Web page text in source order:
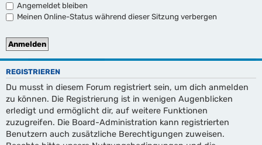
Angemeldet bleiben
Meinen Online-Status während dieser Sitzung verbergen
REGISTRIEREN
Du musst in diesem Forum registriert sein, um dich anmelden
zu können. Die Registrierung ist in wenigen Augenblicken
erledigt und ermöglicht dir, auf weitere Funktionen
zuzugreifen. Die Board-Administration kann registrierten
Benutzern auch zusätzliche Berechtigungen zuweisen.